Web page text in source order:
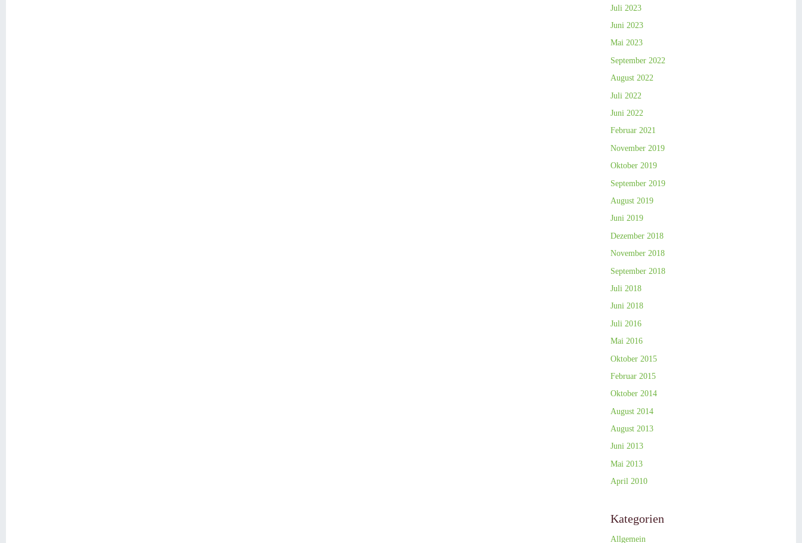
Juli 2023
Juni 2023
Mai 2023
September 2022
August 2022
Juli 2022
Juni 2022
Februar 2021
November 2019
Oktober 2019
September 2019
August 2019
Juni 2019
Dezember 2018
November 2018
September 2018
Juli 2018
Juni 2018
Juli 2016
Mai 2016
Oktober 2015
Februar 2015
Oktober 2014
August 2014
August 2013
Juni 2013
Mai 2013
April 2010
Kategorien
Allgemein